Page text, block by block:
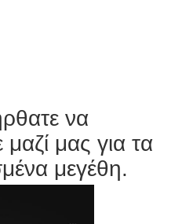
να
μαζί μας για τα
μεγέθη.